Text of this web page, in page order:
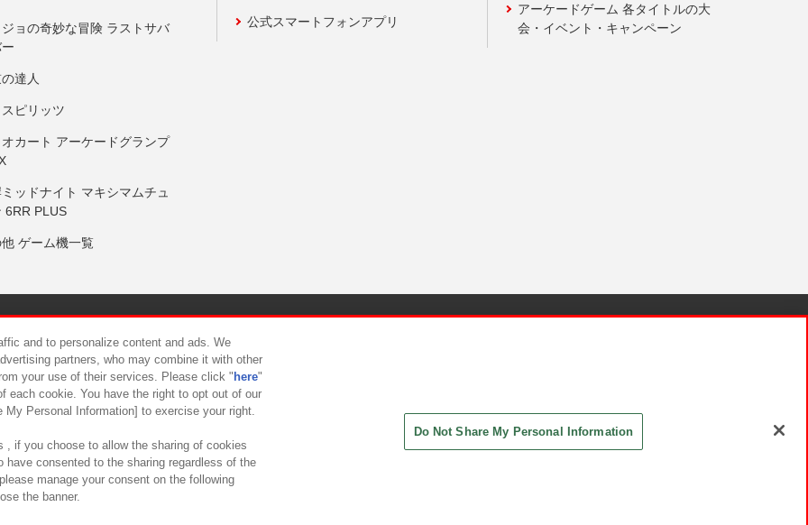
ョの奇妙な冒険 ラストサバ
達人
ピリッツ
カート アーケードグランプ
ッドナイト マキシマムチュ
6RR PLUS
ゲーム機一覧
公式スマートフォンアプリ
アーケードゲーム 各タイトルの大
会・イベント・キャンペーン
について カスタマーハラスメント対応方針
and to personalize content and ads. We
partners, who may combine it with other
your use of their services. Please click " here"
each cookie. You have the right to opt out of our
Personal Information] to exercise your right.
, if you choose to allow the sharing of cookies
have consented to the sharing regardless of the
manage your consent on the following
the banner.
Do Not Share My Personal Information